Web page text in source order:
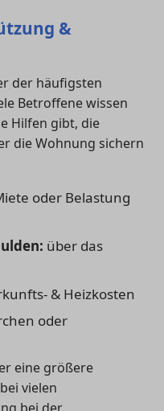
&
der häufigsten
Betroffene wissen
Hilfen gibt, die
die Wohnung sichern
oder Belastung
über das
& Heizkosten
oder
eine größere
vielen